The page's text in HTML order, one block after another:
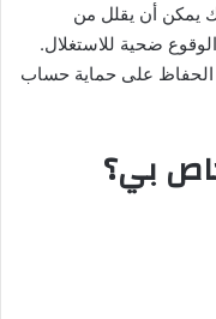
يمكن أن يقلل من
ضحية للاستغلال.
الحفاظ على حماية حساب